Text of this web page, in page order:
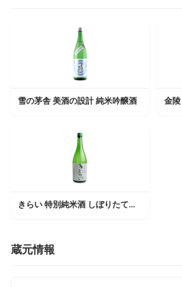
雪の茅舎 美酒の設計 純米吟醸酒 金
きらい 特別純米酒 しぼりたて生酒
蔵元情報